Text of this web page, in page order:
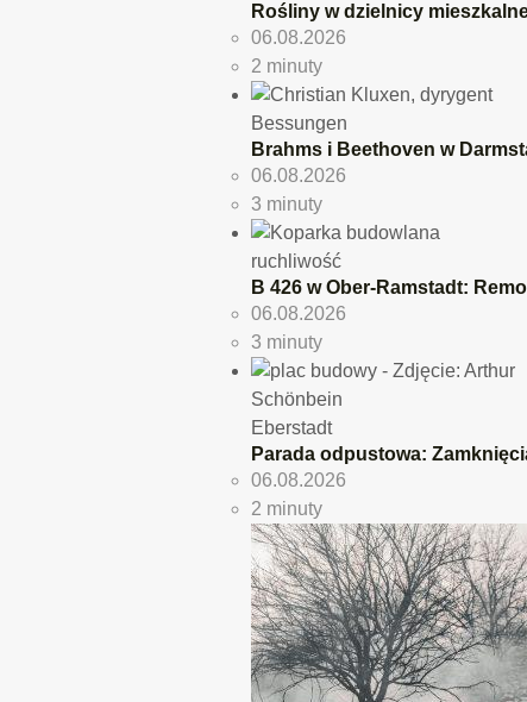
Rośliny w dzielnicy
06.08.2026
2 minuty
Bessungen
Brahms i Beethoven w
06.08.2026
3 minuty
ruchliwość
B 426 w Ober-Ramstadt:
06.08.2026
3 minuty
Eberstadt
Parada odpustowa:
06.08.2026
2 minuty